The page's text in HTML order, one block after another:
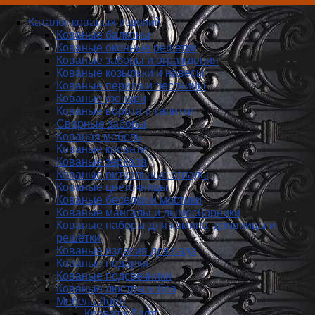
Каталог кованых изделий
Кованые балконы
Кованые оконные решетки
Кованые заборы и ог­ражде­ния
Кованые козырьки и навесы
Кованые перила и лестницы
Кованые фонари
Кованые ворота и калитки
Сварные заборы
Кованая мебель
Кованые кровати
Кованые зеркала
Кованые ритуальные ограды
Кованые цветочницы
Кованые беседки и мостики
Кованые мангалы и дымосборники
Кованые наборы для камина, дровницы и
решётки
Кованые изделия для сада
Кованые подарки
Кованые подсвечники
Кованые люстры и бра
Мебель Лофт